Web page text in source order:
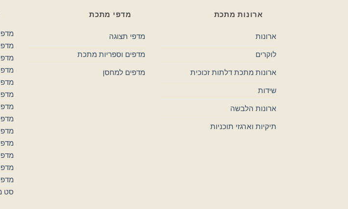
ארונות מתכת
ארונות
לוקרים
ארונות מתכת דלתות זכוכית
שידות
ארונות הלבשה
תיקיות וארגזי תוכניות
מדפי מתכת
מדפי תצוגה
מדפים וספריות מתכת
מדפים למחסן
סט